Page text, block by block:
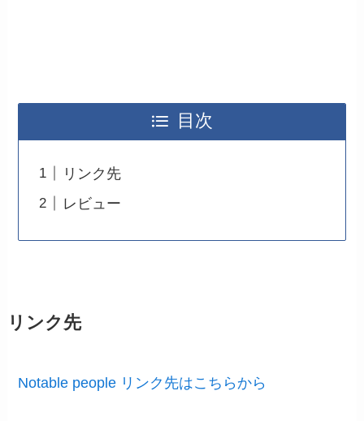
目次
リンク先
レビュー
リンク先
Notable people リンク先はこちらから